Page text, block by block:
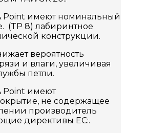
Point имеют номинальный
(TP 8) лабиринтное
конструкции.
вероятность
и влаги, увеличивая
петли.
Point имеют
не содержащее
производитель
директивы ЕС:.